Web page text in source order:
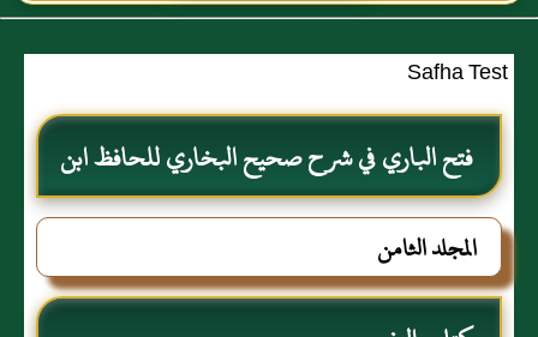
Safha Test
فتح الباري في شرح صحيح البخاري للحافظ ابن
حجر العسقلاني
المجلد الثامن